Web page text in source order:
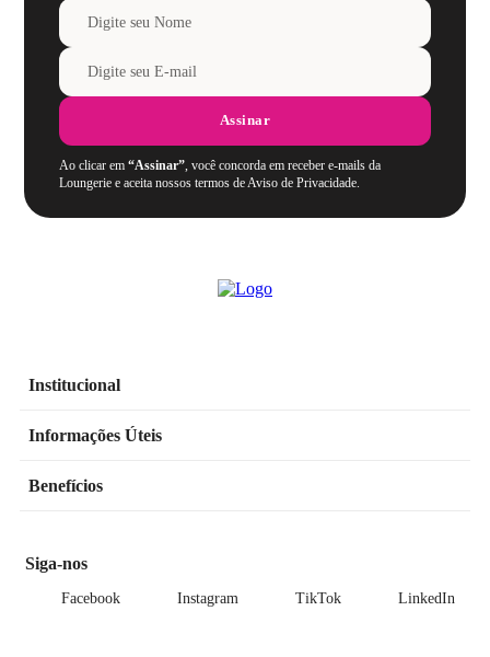
Assinar
Ao clicar em“Assinar”, você concorda em receber e-mails da
Loungerie e aceita nossos termos de Aviso de Privacidade.
Institucional
Informações Úteis
Benefícios
Siga-nos
Facebook Instagram TikTok LinkedIn